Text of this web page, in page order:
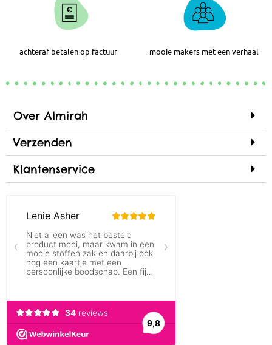
achteraf betalen op factuur mooie makers met een verhaal
Over Almirah
Verzenden
Klantenservice